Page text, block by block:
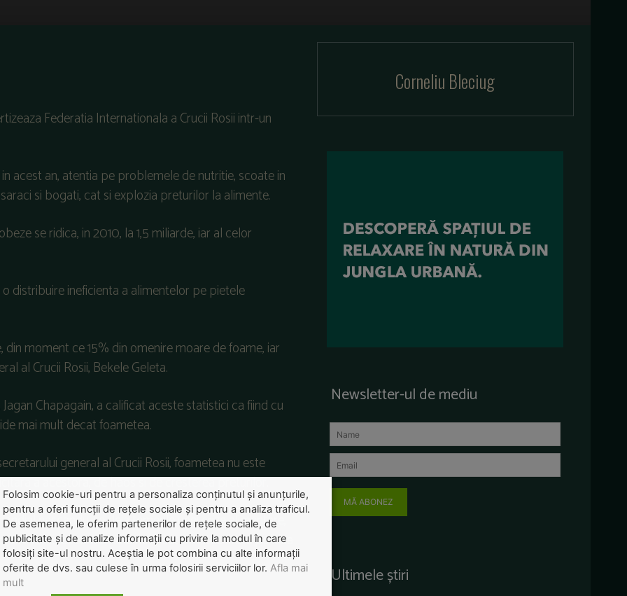
Federatia Internationala a Crucii Rosii intr-un
acest an, atentia pe problemele de nutritie, scoate in
si bogati, cat si explozia preturilor la alimente.
se ridica, in 2010, la 1,5 miliarde, iar al celor
distribuire ineficienta a alimentelor pe pietele
moment ce 15% din omenire moare de foame, iar
al Crucii Rosii, Bekele Geleta.
Chapagain, a calificat aceste statistici ca fiind cu
mai mult decat foametea.
general al Crucii Rosii, foametea nu este
a acestora, de haos si de cresterea preturilor.
nascandu-se deja temerile unei crize alimentare,
la acea vreme emotii, cat si instabilitate politica
Corneliu Bleciug
Newsletter-ul de mediu
MĂ ABONEZ
Ultimele știri
Folosim cookie-uri pentru a personaliza conținutul și anunțurile,
pentru a oferi funcții de rețele sociale și pentru a analiza traficul.
De asemenea, le oferim partenerilor de rețele sociale, de
publicitate și de analize informații cu privire la modul în care
folosiți site-ul nostru. Aceștia le pot combina cu alte informații
oferite de dvs. sau culese în urma folosirii serviciilor lor. Afla mai
mult